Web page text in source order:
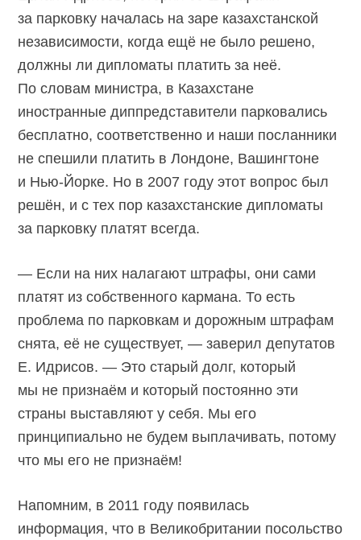
за парковку началась на заре казахстанской
независимости, когда ещё не было решено,
должны ли дипломаты платить за неё.
По словам министра, в Казахстане
иностранные диппредставители парковались
бесплатно, соответственно и наши посланники
не спешили платить в Лондоне, Вашингтоне
и Нью-Йорке. Но в 2007 году этот вопрос был
решён, и с тех пор казахстанские дипломаты
за парковку платят всегда.
— Если на них налагают штрафы, они сами
платят из собственного кармана. То есть
проблема по парковкам и дорожным штрафам
снята, её не существует, — заверил депутатов
Е. Идрисов. — Это старый долг, который
мы не признаём и который постоянно эти
страны выставляют у себя. Мы его
принципиально не будем выплачивать, потому
что мы его не признаём!
Напомним, в 2011 году появилась
информация, что в Великобритании посольство